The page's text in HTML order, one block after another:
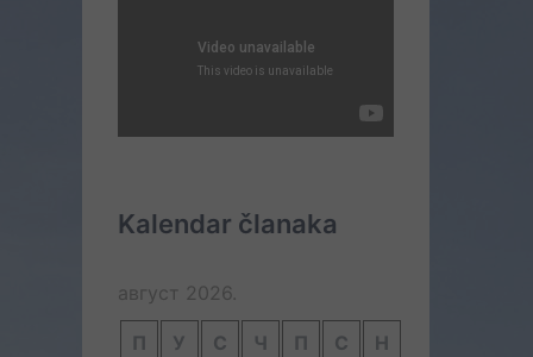
Kalendar članaka
август 2026.
П У С Ч П С
Н